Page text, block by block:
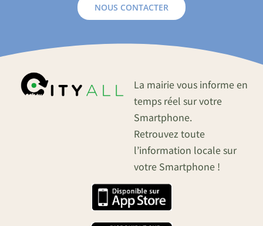
NOUS CONTACTER
La mairie vous informe en
temps réel sur votre
Smartphone.
Retrouvez toute
l’information locale sur
votre Smartphone !